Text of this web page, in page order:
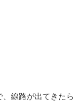
線路が出てきたら